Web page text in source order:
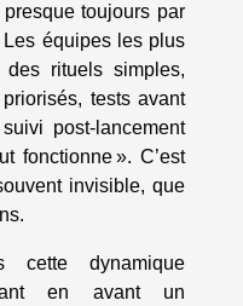
toujours par
équipes les plus
rituels simples,
tests avant
post-lancement
fonctionne ». C’est
invisible, que
cette dynamique
en avant un